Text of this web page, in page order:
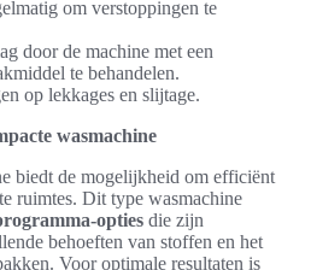
om verstoppingen te
door de machine met een
te behandelen.
op lekkages en slijtage.
wasmachine
biedt de mogelijkheid om efficiënt
ruimtes. Dit type wasmachine
opties die zijn
behoeften van stoffen en het
Voor optimale resultaten is